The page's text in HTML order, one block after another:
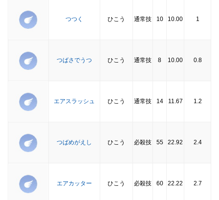
つつく ひこう 通常技 10 10.00 1
つばさでうつ ひこう 通常技 8 10.00 0.8
エアスラッシュ ひこう 通常技 14 11.67 1.2
つばめがえし ひこう 必殺技 55 22.92 2.4
エアカッター ひこう 必殺技 60 22.22 2.7